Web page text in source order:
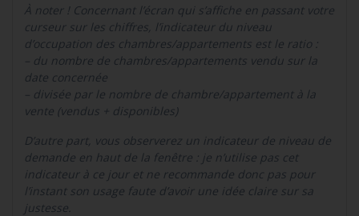
À noter ! Concernant l’écran qui s’affiche en passant votre
curseur sur les chiffres, l’indicateur du niveau
d’occupation des chambres/appartements est le ratio :
– du nombre de chambres/appartements vendu sur la
date concernée
– divisée par le nombre de chambre/appartement à la
vente (vendus + disponibles)
D’autre part, vous observerez un indicateur de niveau de
demande en haut de la fenêtre : je n’utilise pas cet
indicateur à ce jour et ne recommande donc pas pour
l’instant son usage faute d’avoir une idée claire sur sa
justesse.